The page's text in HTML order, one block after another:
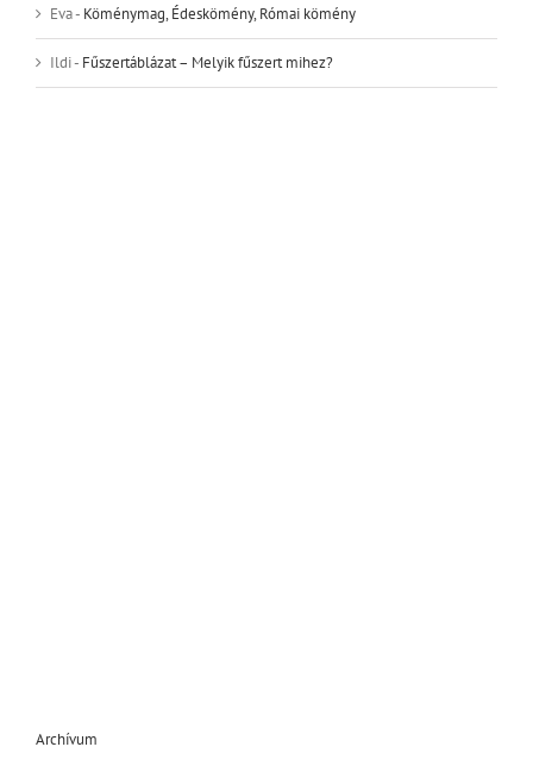
Eva- Köménymag, Édeskömény, Római kömény
Ildi- Fűszertáblázat – Melyik fűszert mihez?
Archívum